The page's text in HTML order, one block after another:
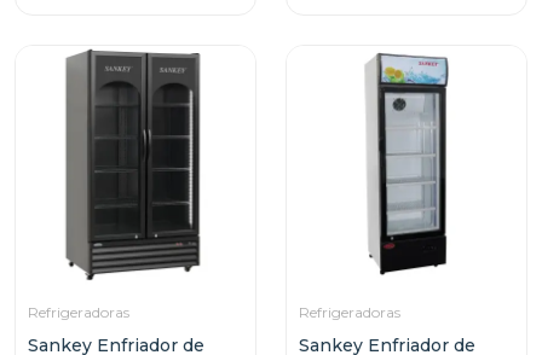
Refrigeradoras
Sankey Enfriador de
Refrigeradoras
Sankey Enfriador de